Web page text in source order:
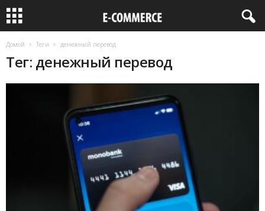
Домой Теги денежный перевод
Тег: денежный перевод